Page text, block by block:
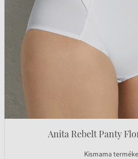
Anita Rebelt Panty
Kismama